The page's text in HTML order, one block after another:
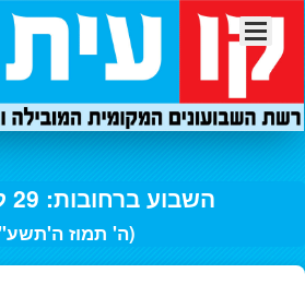
השבוע ברחובות: 29 ליוני 2017
(ה' תמוז ה'תשע"ז)